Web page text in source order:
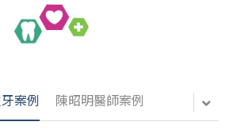
療程
案例 陳昭明醫師案例
部落格分類